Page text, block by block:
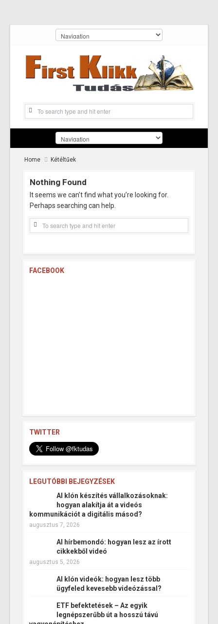
Home Kétéltűek
Nothing Found
It seems we can’t find what you’re looking for.
Perhaps searching can help.
FACEBOOK
TWITTER
LEGUTÓBBI BEJEGYZÉSEK
AI klón készítés vállalkozásoknak:
hogyan alakítja át a videós
kommunikációt a digitális másod?
augusztus 7, 2026
AI hírbemondó: hogyan lesz az írott
cikkekből videó
augusztus 5, 2026
AI klón videók: hogyan lesz több
ügyfeled kevesebb videózással?
ETF befektetések – Az egyik
legnépszerűbb út a hosszú távú